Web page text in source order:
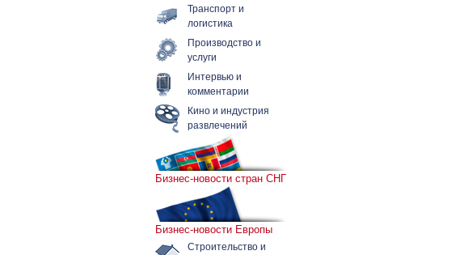
Транспорт и
логистика
Производство и
услуги
Интервью и
комментарии
Кино и индустрия
развлечений
Бизнес-новости стран СНГ
Бизнес-новости Европы
Строительство и